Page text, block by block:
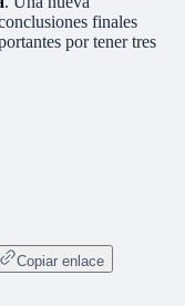
finales
por tener tres
Copiar enlace